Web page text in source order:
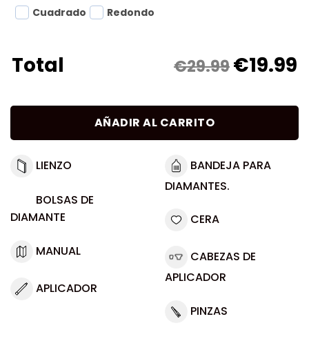
Cuadrado
Redondo
Total €29.99€19.99
AÑADIR AL CARRITO
LIENZO
BOLSAS DE
DIAMANTE
MANUAL
APLICADOR
BANDEJA PARA
DIAMANTES.
CERA
CABEZAS DE
APLICADOR
PINZAS